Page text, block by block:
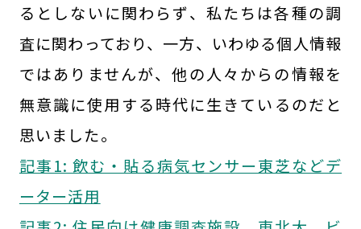
るとしないに関わらず、私たちは各種の調
査に関わっており、一方、いわゆる個人情報
ではありませんが、他の人々からの情報を
無意識に使用する時代に生きているのだと
思いました。
記事1: 飲む・貼る病気センサー東芝などデ
ーター活用